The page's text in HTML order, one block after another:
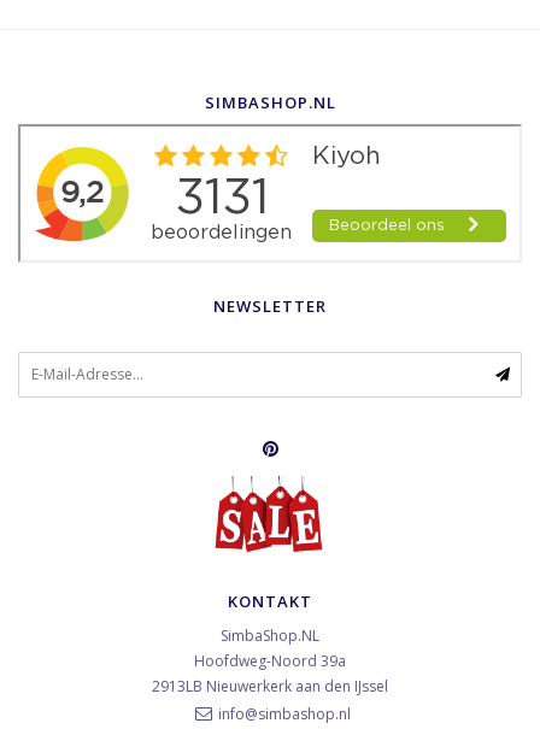
SIMBASHOP.NL
NEWSLETTER
KONTAKT
SimbaShop.NL
Hoofdweg-Noord 39a
2913LB Nieuwerkerk aan den IJssel
info@simbashop.nl